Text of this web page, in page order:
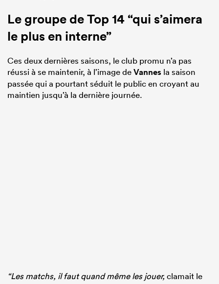
Le groupe de Top 14 “qui s’aimera
le plus en interne”
Ces deux dernières saisons, le club promu n’a pas
réussi à se maintenir, à l’image deVannes la saison
passée qui a pourtant séduit le public en croyant au
maintien jusqu’à la dernière journée.
“Les matchs, il faut quand même les jouer, clamait le